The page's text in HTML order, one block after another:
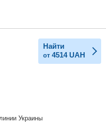
Найти
от 4514 UAH
Украины